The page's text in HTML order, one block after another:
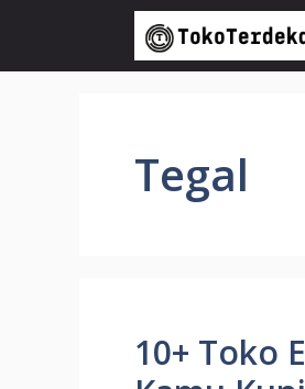
isi
Tegal
10+ Toko